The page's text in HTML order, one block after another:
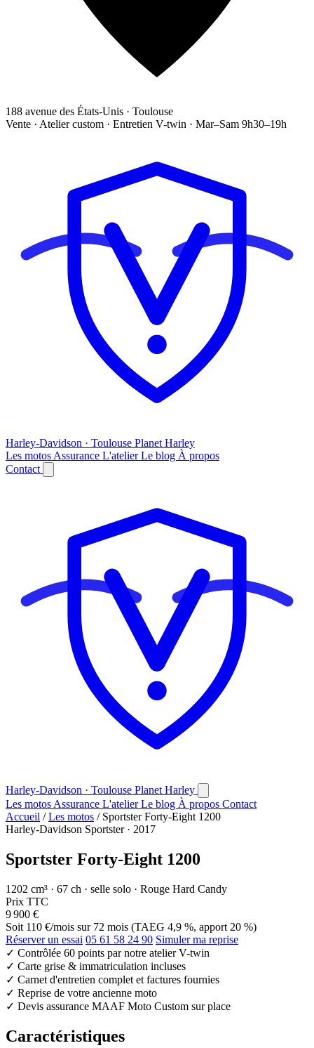
188 avenue des États-Unis · Toulouse
Vente · Atelier custom · Entretien V-twin · Mar–Sam 9h30–19h
Harley-Davidson · Toulouse Planet Harley
Les motos Assurance L'atelierLe blog À propos
Contact
Harley-Davidson · Toulouse Planet Harley
Les motos Assurance L'atelierLe blog À propos Contact
Accueil /Les motos / Sportster Forty-Eight 1200
Harley-Davidson Sportster · 2017
Sportster Forty-Eight 1200
1202 cm³ · 67 ch · selle solo · Rouge Hard Candy
Prix TTC
9 900 €
Soit 110 €/mois sur 72 mois (TAEG 4,9 %, apport 20 %)
Réserver un essai 05 61 58 24 90 Simuler ma reprise
✓ Contrôlée 60 points par notre atelier V-twin
✓ Carte grise & immatriculation incluses
✓ Carnet d'entretien complet et factures fournies
✓ Reprise de votre ancienne moto
✓ Devis assurance MAAF Moto Custom sur place
Caractéristiques